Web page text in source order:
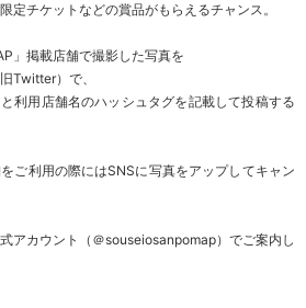
定チケットなどの賞品がもらえるチャンス。
」掲載店舗で撮影した写真を
Twitter）で、
利用店舗名のハッシュタグを記載して投稿する
ご利用の際にはSNSに写真をアップしてキャン
アカウント（ ＠souseiosanpomap）でご案内し